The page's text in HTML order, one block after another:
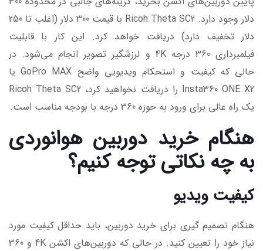
دلار وجود دارد. Ricoh Theta SC2 با قیمت 300 دلار (اغلب تا 250
دلار تخفیف دارد) دریافت خواهد کرد. این کار با قابلیت
فیلمبرداری 360 درجه 4K و لرزشگیر تصویر انجام می‌شود. در
حالی که کیفیت و استحکام ویدیویی واضح GoPro MAX یا
Insta360 ONE X2 را دریافت نخواهید کرد، Ricoh Theta SC2
یک راه عالی برای ورود به حوزه 360 درجه با بودجه مناسب است.
هنگام خرید دوربین هوانوردی
به چه نکاتی توجه کنیم؟
کیفیت ویدیو
هنگام تصمیم گیری برای خرید دوربین، باید حداقل کیفیت مورد
نیاز خود را تعیین کنید. در حالی که دوربین‌های اکشن 4K و 360